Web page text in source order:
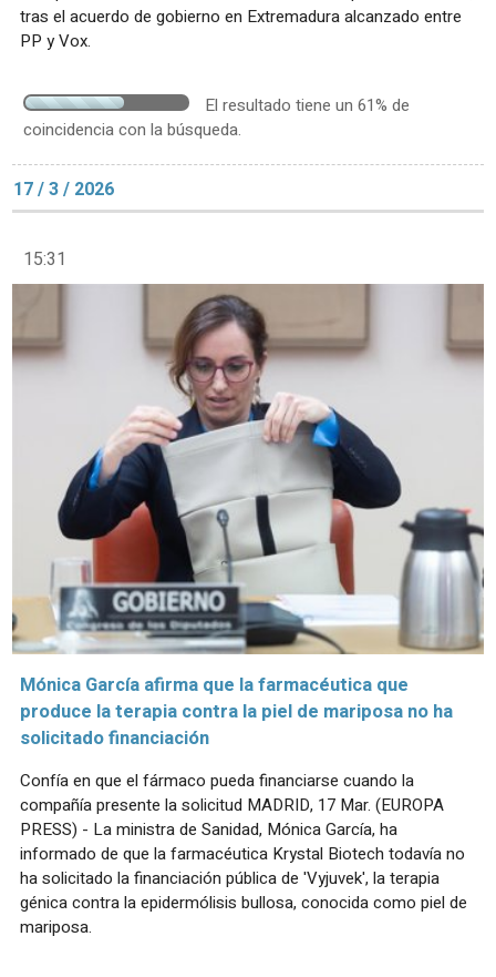
tras el acuerdo de gobierno en Extremadura alcanzado entre
PP y Vox.
El resultado tiene un 61% de
coincidencia con la búsqueda.
17 / 3 / 2026
15:31
Mónica García afirma que la farmacéutica que
produce la terapia contra la piel de mariposa no ha
solicitado financiación
Confía en que el fármaco pueda financiarse cuando la
compañía presente la solicitud MADRID, 17 Mar. (EUROPA
PRESS) - La ministra de Sanidad, Mónica García, ha
informado de que la farmacéutica Krystal Biotech todavía no
ha solicitado la financiación pública de 'Vyjuvek', la terapia
génica contra la epidermólisis bullosa, conocida como piel de
mariposa.